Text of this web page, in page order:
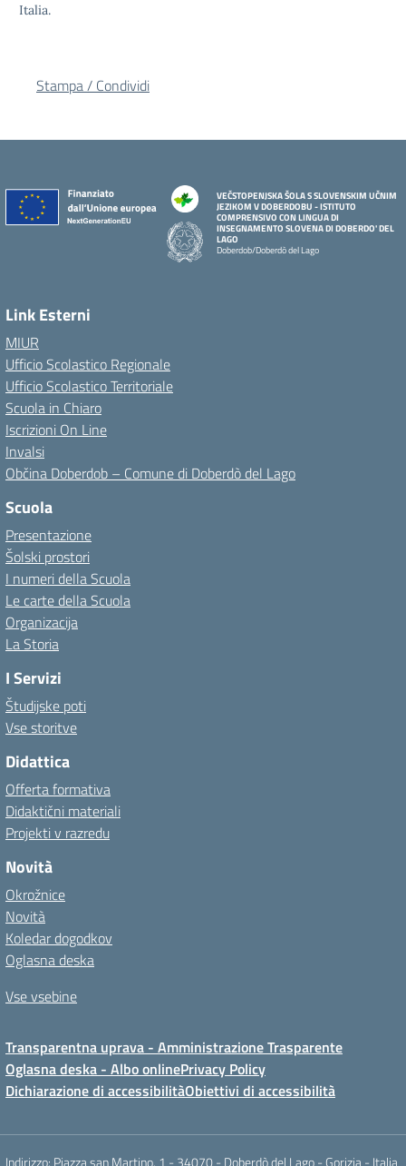
Italia.
Stampa / Condividi
VEČSTOPENJSKA ŠOLA S SLOVENSKIM UČNIM
JEZIKOM V DOBERDOBU - ISTITUTO
COMPRENSIVO CON LINGUA DI
INSEGNAMENTO SLOVENA DI DOBERDO' DEL
LAGO
Doberdob/Doberdò del Lago
Link Esterni
MIUR
Ufficio Scolastico Regionale
Ufficio Scolastico Territoriale
Scuola in Chiaro
Iscrizioni On Line
Invalsi
Občina Doberdob – Comune di Doberdò del Lago
Scuola
Presentazione
Šolski prostori
I numeri della Scuola
Le carte della Scuola
Organizacija
La Storia
I Servizi
Študijske poti
Vse storitve
Didattica
Offerta formativa
Didaktični materiali
Projekti v razredu
Novità
Okrožnice
Novità
Koledar dogodkov
Oglasna deska
Vse vsebine
Transparentna uprava - Amministrazione Trasparente
Oglasna deska - Albo onlinePrivacy Policy
Dichiarazione di accessibilitàObiettivi di accessibilità
Indirizzo: Piazza san Martino, 1 - 34070 - Doberdò del Lago - Gorizia - Italia